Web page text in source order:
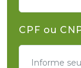
CPF ou